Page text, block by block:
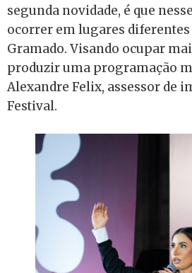
segunda novidade, é que
ocorrer em lugares diferentes
Gramado. Visando ocupar
produzir uma programação
Alexandre Felix, assessor de
Festival.